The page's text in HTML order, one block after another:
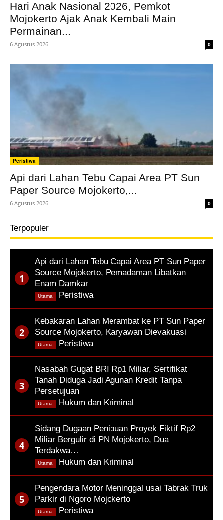
Hari Anak Nasional 2026, Pemkot
Mojokerto Ajak Anak Kembali Main
Permainan...
6 Agustus 2026 0
Peristiwa
Api dari Lahan Tebu Capai Area PT Sun
Paper Source Mojokerto,...
6 Agustus 2026 0
Terpopuler
Api dari Lahan Tebu Capai Area PT Sun Paper
Source Mojokerto, Pemadaman Libatkan
Enam Damkar
Peristiwa
Utama
Kebakaran Lahan Merambat ke PT Sun Paper
Source Mojokerto, Karyawan Dievakuasi
Peristiwa
Utama
Nasabah Gugat BRI Rp1 Miliar, Sertifikat
Tanah Diduga Jadi Agunan Kredit Tanpa
Persetujuan
Hukum dan Kriminal
Utama
Sidang Dugaan Penipuan Proyek Fiktif Rp2
Miliar Bergulir di PN Mojokerto, Dua
Terdakwa…
Hukum dan Kriminal
Utama
Pengendara Motor Meninggal usai Tabrak Truk
Parkir di Ngoro Mojokerto
Peristiwa
Utama